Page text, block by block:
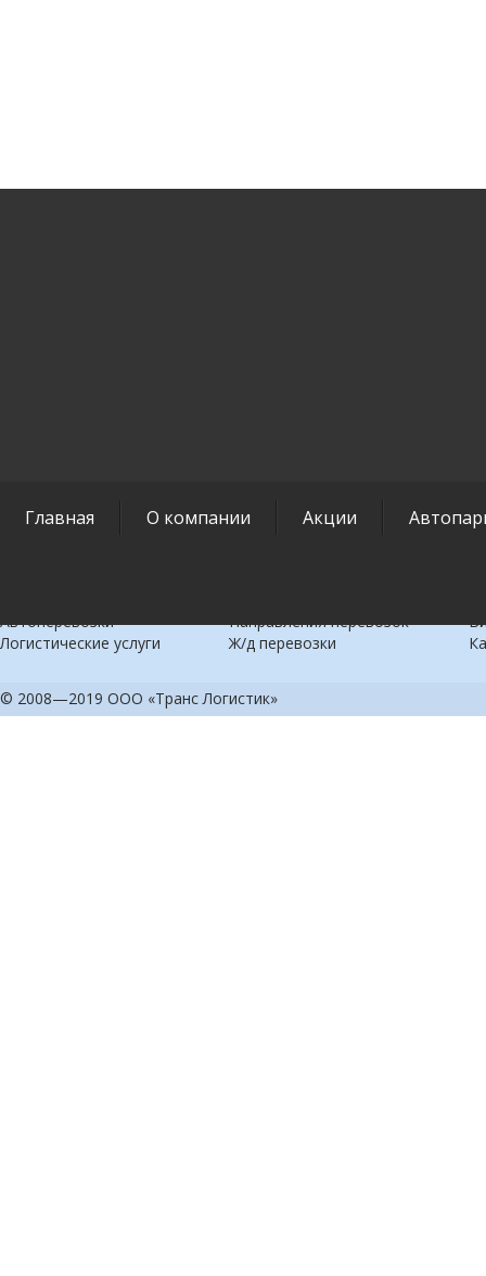
Главная О компании Акции
Автоперевозки
Логистические услуги
Направления перевозок
Ж/д перевозки
© 2008—2019 ООО «Транс Логистик»